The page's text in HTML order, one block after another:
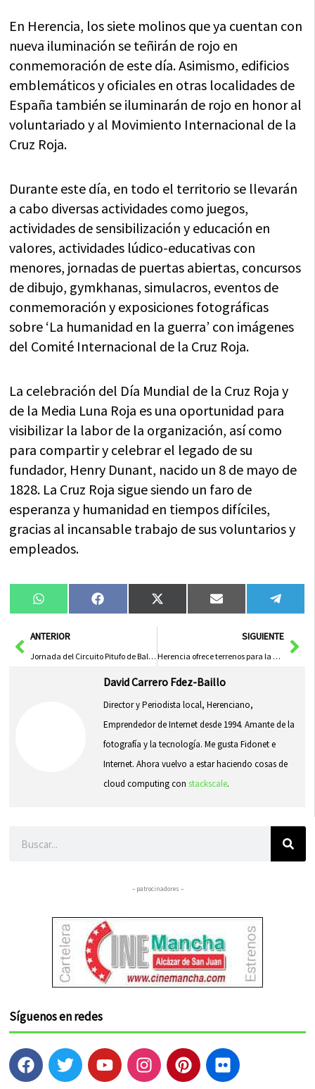
En Herencia, los siete molinos que ya cuentan con
nueva iluminación se teñirán de rojo en
conmemoración de este día. Asimismo, edificios
emblemáticos y oficiales en otras localidades de
España también se iluminarán de rojo en honor al
voluntariado y al Movimiento Internacional de la
Cruz Roja.
Durante este día, en todo el territorio se llevarán
a cabo diversas actividades como juegos,
actividades de sensibilización y educación en
valores, actividades lúdico-educativas con
menores, jornadas de puertas abiertas, concursos
de dibujo, gymkhanas, simulacros, eventos de
conmemoración y exposiciones fotográficas
sobre ‘La humanidad en la guerra’ con imágenes
del Comité Internacional de la Cruz Roja.
La celebración del Día Mundial de la Cruz Roja y
de la Media Luna Roja es una oportunidad para
visibilizar la labor de la organización, así como
para compartir y celebrar el legado de su
fundador, Henry Dunant, nacido un 8 de mayo de
1828. La Cruz Roja sigue siendo un faro de
esperanza y humanidad en tiempos difíciles,
gracias al incansable trabajo de sus voluntarios y
empleados.
Compartir
en
WhatsAppCompartir
en
FacebookCompartir
en
X
(Twitter)
Compartir
en
Email
en
AntANTERIOR
Jornada del Circuito Pitufo de Balonmano en Villafranca de los Caballeros
SIGUIENTE
Herencia ofrece terrenos para la construcción de un nuevo Centro de Salud
David Carrero Fdez-Baillo
Director y Periodista local, Herenciano,
Emprendedor de Internet desde 1994. Amante de la
fotografía y la tecnología. Me gusta Fidonet e
Internet. Ahora vuelvo a estar haciendo cosas de
cloud computing con stackscale.
– patrocinadores –
Síguenos en redes
F
a
T
w
Y
o
I
n
P
i
F
l